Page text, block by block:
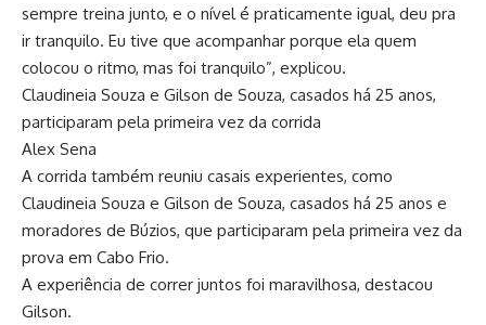
sempre treina junto, e o nível é praticamente igual, deu pra
ir tranquilo. Eu tive que acompanhar porque ela quem
colocou o ritmo, mas foi tranquilo”, explicou.
Claudineia Souza e Gilson de Souza, casados há 25 anos,
participaram pela primeira vez da corrida
Alex Sena
A corrida também reuniu casais experientes, como
Claudineia Souza e Gilson de Souza, casados há 25 anos e
moradores de Búzios, que participaram pela primeira vez da
prova em Cabo Frio.
A experiência de correr juntos foi maravilhosa, destacou
Gilson.